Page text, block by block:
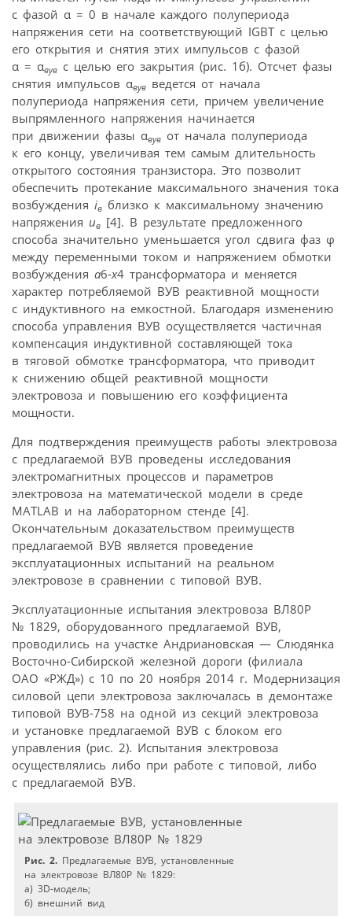
с фазой α = 0 в начале каждого полупериода
напряжения сети на соответствующий IGBT с целью
его открытия и снятия этих импульсов с фазой
α = αвув с целью его закрытия (рис. 1б). Отсчет фазы
снятия импульсов αвув ведется от начала
полупериода напряжения сети, причем увеличение
выпрямленного напряжения начинается
при движении фазы αвув от начала полупериода
к его концу, увеличивая тем самым длительность
открытого состояния транзистора. Это позволит
обеспечить протекание максимального значения тока
возбуждения iв близко к максимальному значению
напряжения ив [4]. В результате предложенного
способа значительно уменьшается угол сдвига фаз φ
между переменными током и напряжением обмотки
возбуждения а6-х4 трансформатора и меняется
характер потребляемой ВУВ реактивной мощности
с индуктивного на емкостной. Благодаря изменению
способа управления ВУВ осуществляется частичная
компенсация индуктивной составляющей тока
в тяговой обмотке трансформатора, что приводит
к снижению общей реактивной мощности
электровоза и повышению его коэффициента
мощности.
Для подтверждения преимуществ работы электровоза
с предлагаемой ВУВ проведены исследования
электромагнитных процессов и параметров
электровоза на математической модели в среде
MATLAB и на лабораторном стенде [4].
Окончательным доказательством преимуществ
предлагаемой ВУВ является проведение
эксплуатационных испытаний на реальном
электровозе в сравнении с типовой ВУВ.
Эксплуатационные испытания электровоза ВЛ80Р
№ 1829, оборудованного предлагаемой ВУВ,
проводились на участке Андриановская — Слюдянка
Восточно-Сибирской железной дороги (филиала
ОАО «РЖД») с 10 по 20 ноября 2014 г. Модернизация
силовой цепи электровоза заключалась в демонтаже
типовой ВУВ-758 на одной из секций электровоза
и установке предлагаемой ВУВ с блоком его
управления (рис. 2). Испытания электровоза
осуществлялись либо при работе с типовой, либо
с предлагаемой ВУВ.
Рис. 2. Предлагаемые ВУВ, установленные
на электровозе ВЛ80Р № 1829:
а) 3D-модель;
б) внешний вид